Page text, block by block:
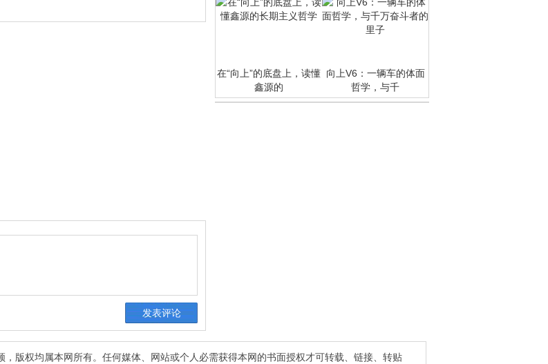
在“向上”的底盘上，读懂
鑫源的
向上V6：一辆车的体面
哲学，与千
版权均属本网所有。任何媒体、网站或个人必需获得本网的书面授权才可转载、链接、转贴